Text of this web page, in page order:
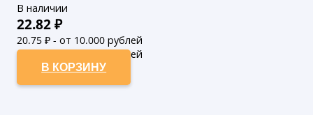
В наличии
22.82₽
20.75 ₽ - от 10.000 рублей
18.86₽ - от 50.000 рублей
В КОРЗИНУ